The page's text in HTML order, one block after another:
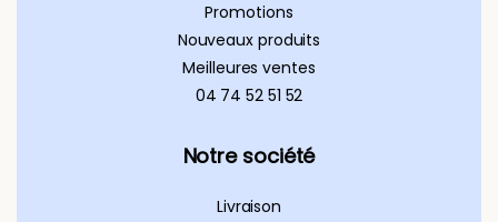
Promotions
Nouveaux produits
Meilleures ventes
04 74 52 51 52
Notre société
Livraison